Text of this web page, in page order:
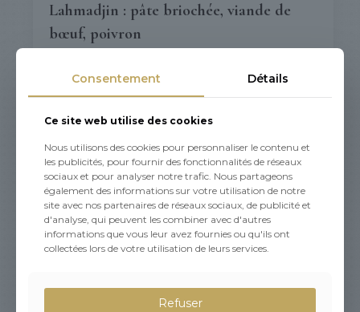
Lahmadjin : pâte briochée, viande de
bœuf, poivron
2,10€
Consentement Détails
Ce site web utilise des cookies
Nous utilisons des cookies pour personnaliser le contenu et
les publicités, pour fournir des fonctionnalités de réseaux
sociaux et pour analyser notre trafic. Nous partageons
également des informations sur votre utilisation de notre
site avec nos partenaires de réseaux sociaux, de publicité et
d'analyse, qui peuvent les combiner avec d'autres
informations que vous leur avez fournies ou qu'ils ont
collectées lors de votre utilisation de leurs services.
Refuser